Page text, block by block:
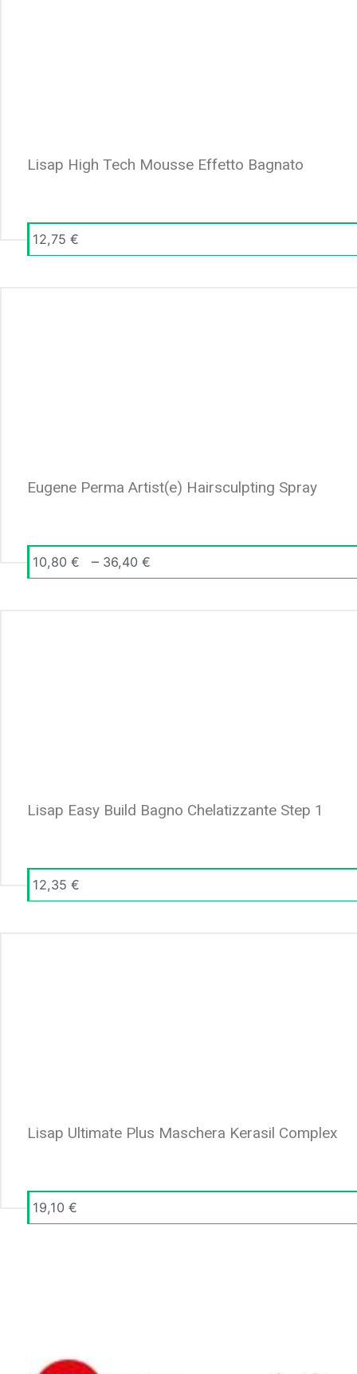
Lisap High Tech Mousse Effetto Bagnato
12,75 €
Eugene Perma Artist(e) Hairsculpting Spray
10,80 € – 36,40 €
Lisap Easy Build Bagno Chelatizzante Step 1
12,35 €
Lisap Ultimate Plus Maschera Kerasil Complex
19,10 €